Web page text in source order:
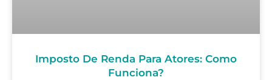
Imposto De Renda Para Atores: Como
Funciona?